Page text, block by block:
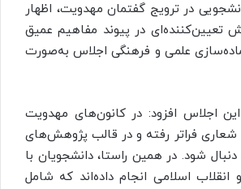
در ترویج گفتمان مهدویت، اظهار
تعیین‌کننده‌ای در پیوند مفاهیم عمیق
علمی و فرهنگی اجلاس به‌صورت
اجلاس افزود: در کانون‌های مهدویت
فراتر رفته و در قالب پژوهش‌های
شود. در همین راستا، دانشجویان با
اسلامی انجام داده‌اند که شامل